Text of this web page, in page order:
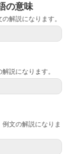
の意味
解説になります。
説になります。
文の解説になりま